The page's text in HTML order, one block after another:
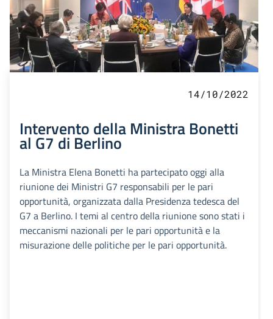
14/10/2022
Intervento della Ministra Bonetti
al G7 di Berlino
La Ministra Elena Bonetti ha partecipato oggi alla
riunione dei Ministri G7 responsabili per le pari
opportunità, organizzata dalla Presidenza tedesca del
G7 a Berlino. I temi al centro della riunione sono stati i
meccanismi nazionali per le pari opportunità e la
misurazione delle politiche per le pari opportunità.